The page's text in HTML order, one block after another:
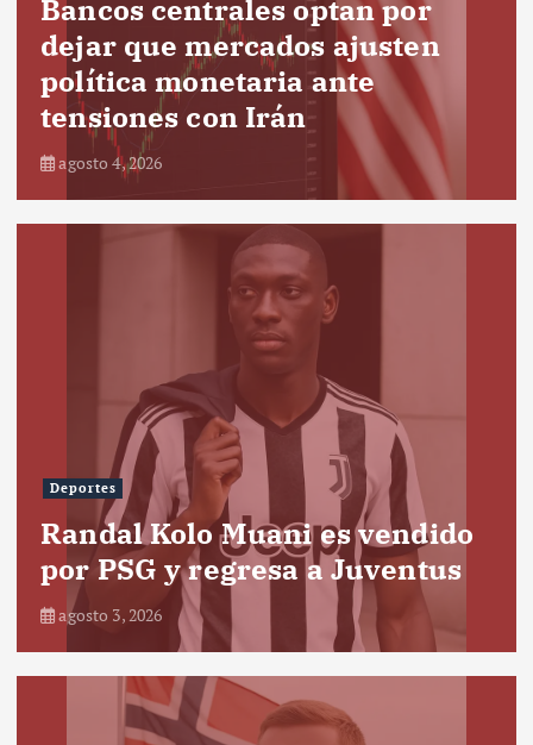
Bancos centrales optan por
dejar que mercados ajusten
política monetaria ante
tensiones con Irán
agosto 4, 2026
Deportes
Randal Kolo Muani es vendido
por PSG y regresa a Juventus
agosto 3, 2026